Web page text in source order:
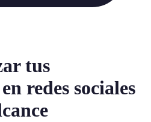
tus
redes sociales